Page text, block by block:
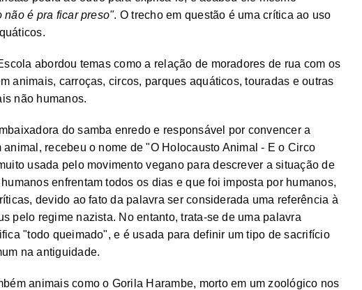
não é pra ficar preso". O trecho em questão é uma crítica ao uso
abordou temas como a relação de moradores de rua com os
animais, carroças, circos, parques aquáticos, touradas e outras
não humanos.
do samba enredo e responsável por convencer a
recebeu o nome de "O Holocausto Animal - E o Circo
usada pelo movimento vegano para descrever a situação de
enfrentam todos os dias e que foi imposta por humanos,
devido ao fato da palavra ser considerada uma referência à
pelo regime nazista. No entanto, trata-se de uma palavra
"todo queimado", e é usada para definir um tipo de sacrifício
na antiguidade.
animais como o Gorila Harambe, morto em um zoológico nos